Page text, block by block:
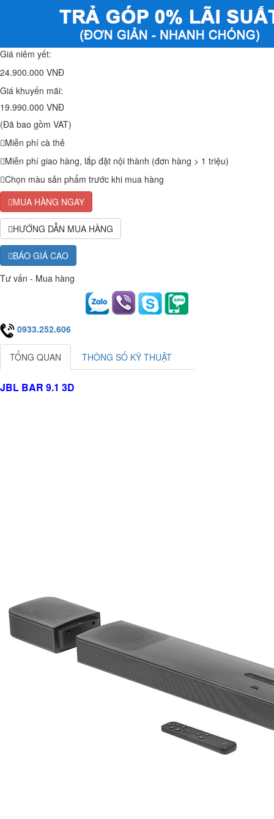
Giá niêm yết:
24.900.000 VNĐ
Giá khuyến mãi:
19.990.000 VNĐ
(Đã bao gồm VAT)
Miễn phí cà thẻ
Miễn phí giao hàng, lắp đặt nội thành (đơn hàng > 1 triệu)
Chọn màu sản phẩm trước khi mua hàng
MUA HÀNG NGAY
HƯỚNG DẪN MUA HÀNG
BÁO GIÁ CAO
Tư vấn - Mua hàng
0933.252.606
TỔNG QUAN THÔNG SỐ KỸ THUẬT
JBL BAR 9.1 3D